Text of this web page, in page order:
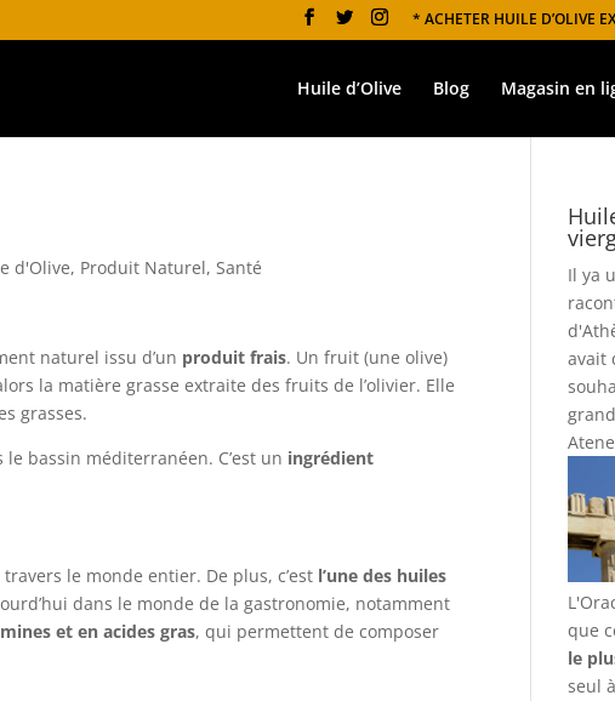
* ACHETER HUILE D’OLIVE
Huile d’Olive Blog Magasin en
d'Olive, Produit Naturel,Santé
naturel issu d’un produit frais. Un fruit (une olive)
la matière grasse extraite des fruits de l’olivier. Elle
grasses.
bassin méditerranéen. C’est un ingrédient
le monde entier. De plus, c’est l’une des huiles
dans le monde de la gastronomie, notamment
et en acides gras, qui permettent de composer
Il ya
avait
que
le
seul